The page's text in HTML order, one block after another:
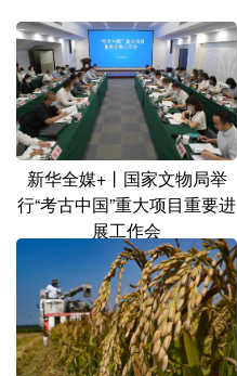
浙江 安徽
山东 河南
广东 广西
四川 贵州
陕西 甘肃
新疆 内蒙古
多语种频道
新华全媒+丨国家文物局举
行“考古中国”重大项目重要进
展工作会